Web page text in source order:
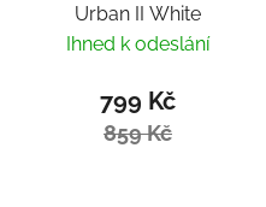
Urban II White
Ihned k odeslání
799 Kč
859 Kč